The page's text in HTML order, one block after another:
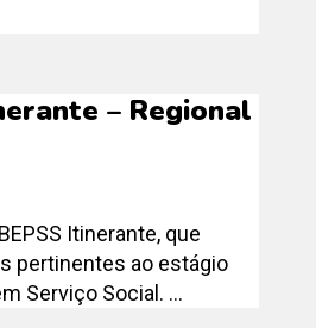
– Regional
Itinerante, que
pertinentes ao estágio
Serviço Social. ...